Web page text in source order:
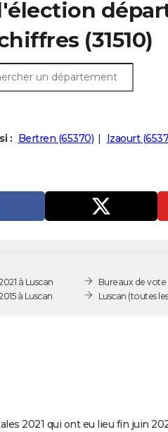
(31510)
: Bertren (65370) Izaourt
à Luscan
à Luscan
Bureaux de vote
Luscan (toutes
2021 qui ont eu lieu fin juin